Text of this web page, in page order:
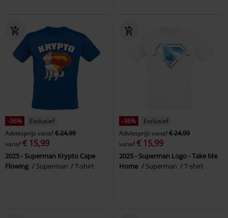
-36%
Exclusief
Adviesprijs vanaf€ 24,99
vanaf€ 15,99
2025 - Superman Krypto Cape
Flowing
Superman T-shirt
-36%
Exclusief
Adviesprijs vanaf€ 24,99
vanaf€ 15,99
2025 - Superman Logo - Take Me
Home
Superman T-shirt